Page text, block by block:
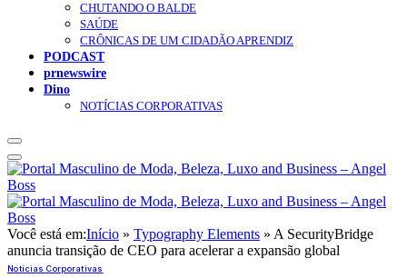
CHUTANDO O BALDE
SAÚDE
CRÔNICAS DE UM CIDADÃO APRENDIZ
PODCAST
prnewswire
Dino
NOTÍCIAS CORPORATIVAS
Você está em:Início » Typography Elements » A SecurityBridge
anuncia transição de CEO para acelerar a expansão global
Notícias Corporativas